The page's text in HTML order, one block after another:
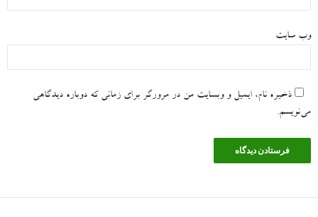
وب‌ سایت
ذخیره نام، ایمیل و وبسایت من در مرورگر برای زمانی که دوباره دیدگاهی
می‌نویسم.